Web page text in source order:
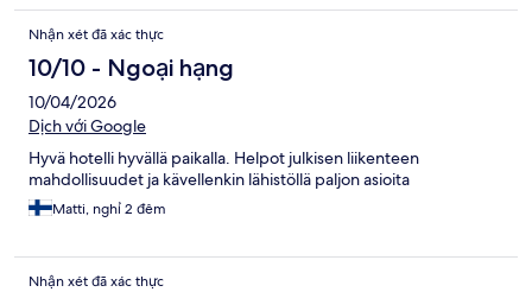
Nhận xét đã xác thực
10/10 - Ngoại hạng
10/04/2026
Dịch với Google
Hyvä hotelli hyvällä paikalla. Helpot julkisen liikenteen
mahdollisuudet ja kävellenkin lähistöllä paljon asioita
Matti, nghỉ 2 đêm
Nhận xét đã xác thực